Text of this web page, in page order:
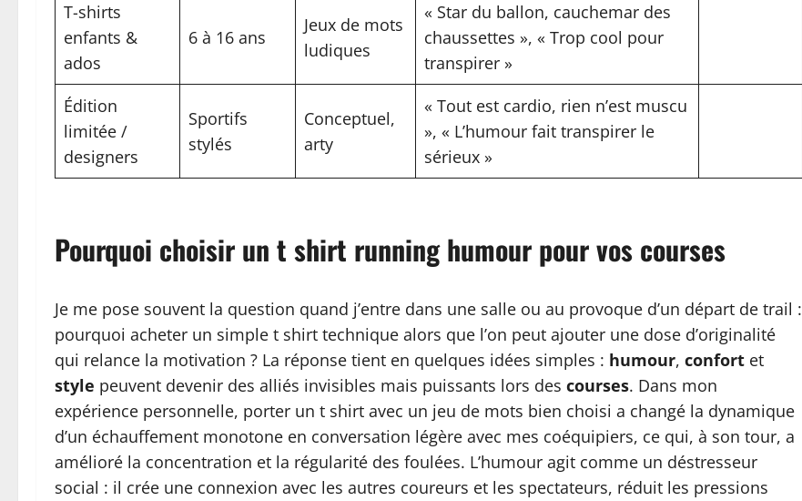
T-shirts
enfants &
ados
6 à 16 ans
Jeux de mots
ludiques
« Star du ballon, cauchemar des
chaussettes », « Trop cool pour
transpirer »
Édition
limitée /
designers
Sportifs
stylés
Conceptuel,
arty
« Tout est cardio, rien n’est muscu
», « L’humour fait transpirer le
sérieux »
Pourquoi choisir un t shirt running humour pour vos courses
Je me pose souvent la question quand j’entre dans une salle ou au provoque d’un départ de trail :
pourquoi acheter un simple t shirt technique alors que l’on peut ajouter une dose d’originalité
qui relance la motivation ? La réponse tient en quelques idées simples : humour, confort et
style peuvent devenir des alliés invisibles mais puissants lors des courses. Dans mon
expérience personnelle, porter un t shirt avec un jeu de mots bien choisi a changé la dynamique
d’un échauffement monotone en conversation légère avec mes coéquipiers, ce qui, à son tour, a
amélioré la concentration et la régularité des foulées. L’humour agit comme un déstresseur
social : il crée une connexion avec les autres coureurs et les spectateurs, réduit les pressions